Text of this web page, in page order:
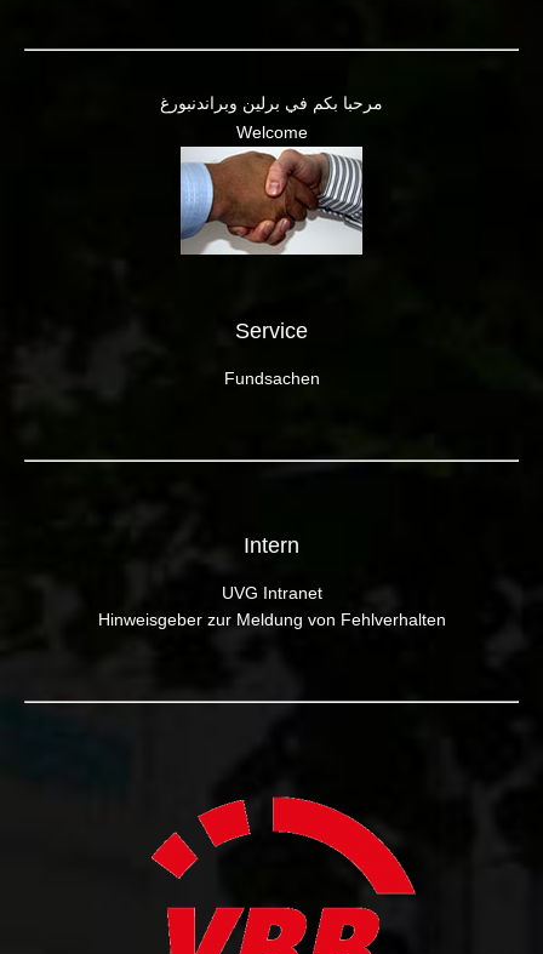
مرحبا بكم في برلين وبراندنبورغ
Welcome
Service
Fundsachen
Intern
UVG Intranet
Hinweisgeber zur Meldung von Fehlverhalten